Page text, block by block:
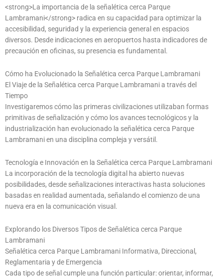
<strong>La importancia de la señalética cerca Parque
Lambramani</strong> radica en su capacidad para optimizar la
accesibilidad, seguridad y la experiencia general en espacios
diversos. Desde indicaciones en aeropuertos hasta indicadores de
precaución en oficinas, su presencia es fundamental.
Cómo ha Evolucionado la Señalética cerca Parque Lambramani
El Viaje de la Señalética cerca Parque Lambramani a través del
Tiempo
Investigaremos cómo las primeras civilizaciones utilizaban formas
primitivas de señalización y cómo los avances tecnológicos y la
industrialización han evolucionado la señalética cerca Parque
Lambramani en una disciplina compleja y versátil.
Tecnología e Innovación en la Señalética cerca Parque Lambramani
La incorporación de la tecnología digital ha abierto nuevas
posibilidades, desde señalizaciones interactivas hasta soluciones
basadas en realidad aumentada, señalando el comienzo de una
nueva era en la comunicación visual.
Explorando los Diversos Tipos de Señalética cerca Parque
Lambramani
Señalética cerca Parque Lambramani Informativa, Direccional,
Reglamentaria y de Emergencia
Cada tipo de señal cumple una función particular: orientar, informar,